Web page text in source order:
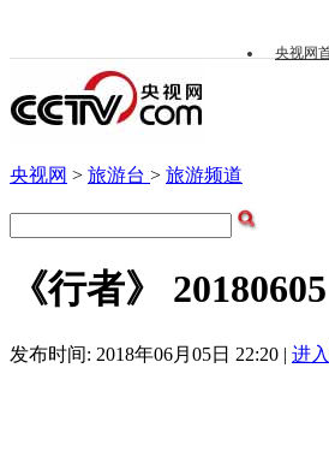
央视网
央视网 > 旅游台 > 旅游频道
《行者》
发布时间: 2018年06月05日 22:20 | 进